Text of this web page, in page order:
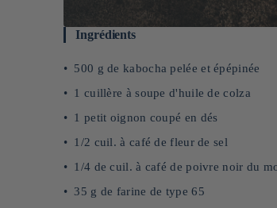
Ingrédients
500 g de kabocha pelée et épépinée
1 cuillère à soupe d'huile de colza
1 petit oignon coupé en dés
1/2 cuil. à café de fleur de sel
1/4 de cuil. à café de poivre noir du
35 g de farine de type 65